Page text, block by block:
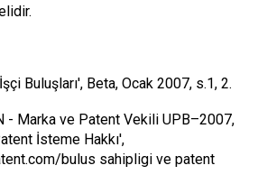
Buluşları', Beta, Ocak 2007, s.1, 2.
- Marka ve Patent Vekili UPB–2007,
İsteme Hakkı',
bulus sahipligi ve patent